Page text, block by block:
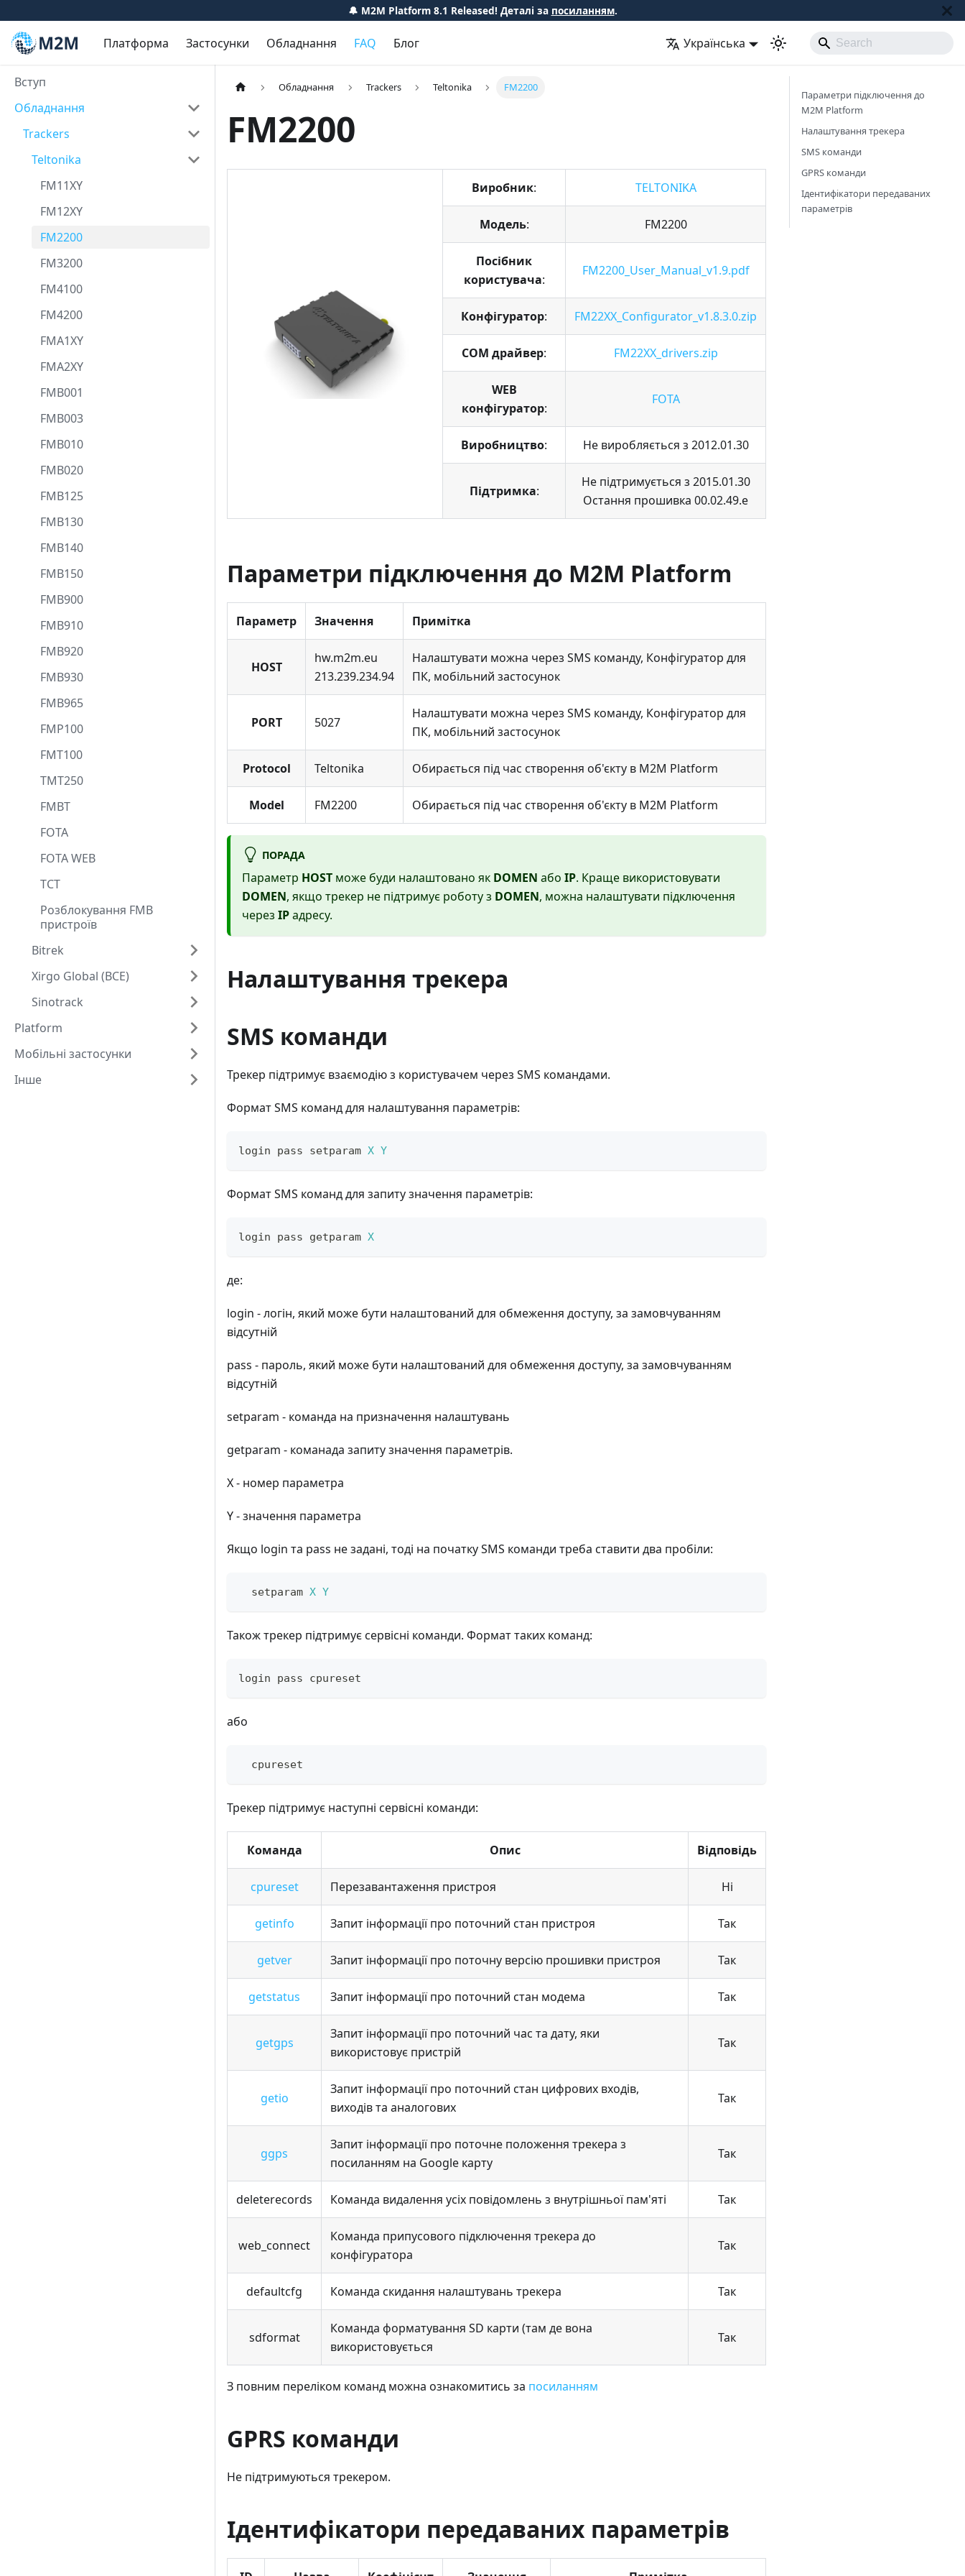
🔔 M2M Platform 8.1 Released! Деталі за посиланням.
Платформа Застосунки Обладнання FAQ Блог Українська
Вступ
Обладнання
Trackers
Teltonika
FM11XY
FM12XY
FM2200
FM3200
FM4100
FM4200
FMA1XY
FMA2XY
FMB001
FMB003
FMB010
FMB020
FMB125
FMB130
FMB140
FMB150
FMB900
FMB910
FMB920
FMB930
FMB965
FMP100
FMT100
TMT250
FMBT
FOTA
FOTA WEB
TCT
Розблокування FMB
пристроїв
Bitrek
Xirgo Global (BCE)
Sinotrack
Platform
Мобільні застосунки
Інше
Обладнання Trackers Teltonika FM2200
FM2200
Виробник: TELTONIKA
Модель: FM2200
Посібник
користувача:
FM2200_User_Manual_v1.9.pdf
Конфігуратор: FM22XX_Configurator_v1.8.3.0.zip
COM драйвер: FM22XX_drivers.zip
WEB
конфігуратор:
FOTA
Виробництво: Не виробляється з 2012.01.30
Підтримка:
Не підтримується з 2015.01.30
Остання прошивка 00.02.49.e
Параметри підключення до M2M Platform
Параметр Значення Примітка
HOST
hw.m2m.eu
213.239.234.94
Налаштувати можна через SMS команду, Конфігуратор для
ПК, мобільний застосунок
PORT 5027
Налаштувати можна через SMS команду, Конфігуратор для
ПК, мобільний застосунок
Protocol Teltonika Обирається під час створення об'єкту в M2M Platform
Model FM2200 Обирається під час створення об'єкту в M2M Platform
ПОРАДА
Параметр HOST може буди налаштовано як DOMEN або IP. Краще використовувати
DOMEN, якщо трекер не підтримує роботу з DOMEN, можна налаштувати підключення
через IPадресу.
Налаштування трекера
SMS команди
Трекер підтримує взаємодію з користувачем через SMS командами.
Формат SMS команд для налаштування параметрів:
login pass setparam X Y
Формат SMS команд для запиту значення параметрів:
login pass getparam X
де:
login - логін, який може бути налаштований для обмеження доступу, за замовчуванням
відсутній
pass - пароль, який може бути налаштований для обмеження доступу, за замовчуванням
відсутній
setparam - команда на призначення налаштувань
getparam - команада запиту значення параметрів.
X - номер параметра
Y - значення параметра
Якщо login та pass не задані, тоді на початку SMS команди треба ставити два пробіли:
  setparam
X Y
Також трекер підтримує сервісні команди. Формат таких команд:
login pass cpureset
або
  cpureset
Трекер підтримує наступні сервісні команди:
Команда Опис Відповідь
cpureset Перезавантаження пристроя Ні
getinfo Запит інформації про поточний стан пристроя Так
getver Запит інформації про поточну версію прошивки пристроя Так
getstatus Запит інформації про поточний стан модема Так
getgps
Запит інформації про поточний час та дату, яки
використовує пристрій
Так
getio
Запит інформації про поточний стан цифрових входів,
виходів та аналогових
Так
ggps
Запит інформації про поточне положення трекера з
посиланням на Google карту
Так
deleterecords Команда видалення усіх повідомлень з внутрішньої пам'яті Так
web_connect
Команда припусового підключення трекера до
конфігуратора
Так
defaultcfg Команда скидання налаштувань трекера Так
sdformat
Команда форматування SD карти (там де вона
використовується
Так
З повним переліком команд можна ознакомитись за посиланням
GPRS команди
Не підтримуються трекером.
Ідентифікатори передаваних параметрів
Параметри підключення до
M2M Platform
Налаштування трекера
SMS команди
GPRS команди
Ідентифікатори передаваних
параметрів